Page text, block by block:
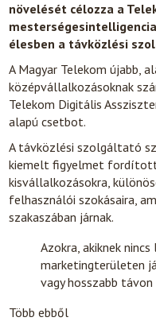
növelését célozza a
élesben a távközlési
A Magyar Telekom újabb,
középvállalkozásoknak
Telekom Digitális
alapú csetbot.
A távközlési szolgáltató
kiemelt figyelmet
kisvállalkozásokra,
felhasználói szokásaira,
szakaszában járnak.
Azokra, akiknek
marketingterületen
vagy hosszabb
Több ebből